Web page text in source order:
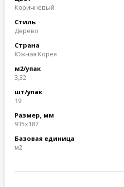
Коричневый
Стиль
Дерево
Страна
Южная Корея
м2/упак
3,32
шт/упак
19
Размер, мм
935x187
Базовая единица
м2